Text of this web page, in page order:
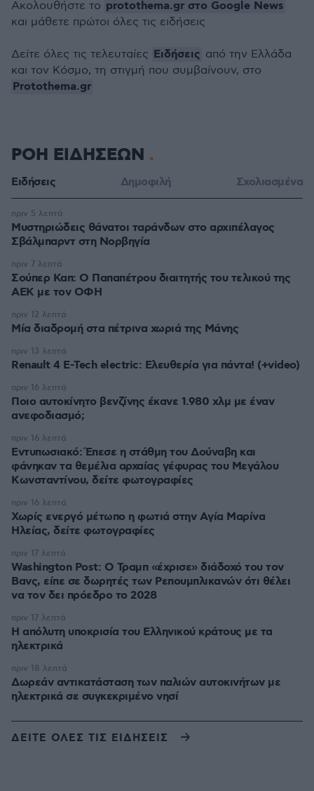
Ακολουθήστε το protothema.gr στο Google News
και μάθετε πρώτοι όλες τις ειδήσεις
Δείτε όλες τις τελευταίες Ειδήσεις από την Ελλάδα
και τον Κόσμο, τη στιγμή που συμβαίνουν, στο
Protothema.gr
ΡΟΗ ΕΙΔΗΣΕΩΝ
Ειδήσεις Δημοφιλή Σχολιασμένα
Μυστηριώδεις θάνατοι ταράνδων στο αρχιπέλαγος
Σβάλμπαρντ στη Νορβηγία
πριν 5 λεπτά
Σούπερ Καπ: Ο Παπαπέτρου διαιτητής του τελικού της
ΑΕΚ με τον ΟΦΗ
πριν 7 λεπτά
Μία διαδρομή στα πέτρινα χωριά της Μάνης
πριν 12 λεπτά
Renault 4 E-Tech electric: Ελευθερία για πάντα! (+video)
πριν 13 λεπτά
Ποιο αυτοκίνητο βενζίνης έκανε 1.980 χλμ με έναν
ανεφοδιασμό;
πριν 16 λεπτά
Εντυπωσιακό: Έπεσε η στάθμη του Δούναβη και
φάνηκαν τα θεμέλια αρχαίας γέφυρας του Μεγάλου
Κωνσταντίνου, δείτε φωτογραφίες
πριν 16 λεπτά
Χωρίς ενεργό μέτωπο η φωτιά στην Aγία Μαρίνα
Ηλείας, δείτε φωτογραφίες
πριν 16 λεπτά
Washington Post: Ο Τραμπ «έχρισε» διάδοχό του τον
Βανς, είπε σε δωρητές των Ρεπουμπλικανών ότι θέλει
να τον δει πρόεδρο το 2028
πριν 17 λεπτά
Η απόλυτη υποκρισία του Ελληνικού κράτους με τα
ηλεκτρικά
πριν 17 λεπτά
Δωρεάν αντικατάσταση των παλιών αυτοκινήτων με
ηλεκτρικά σε συγκεκριμένο νησί
πριν 18 λεπτά
ΔΕΙΤΕ ΟΛΕΣ ΤΙΣ ΕΙΔΗΣΕΙΣ